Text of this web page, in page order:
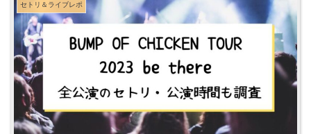
セトリ＆ライブレポ